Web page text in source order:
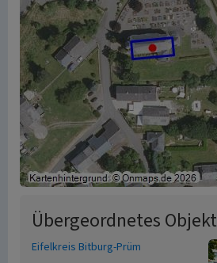
Übergeordnetes Objekt
Eifelkreis Bitburg-Prüm